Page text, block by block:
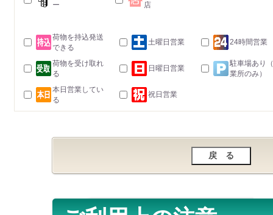
ー
店
荷物を持込発送
できる
土曜日営業 24時間営業
荷物を受け取れ
る
日曜日営業
駐車場あり
業所のみ）
本日営業してい
る
祝日営業